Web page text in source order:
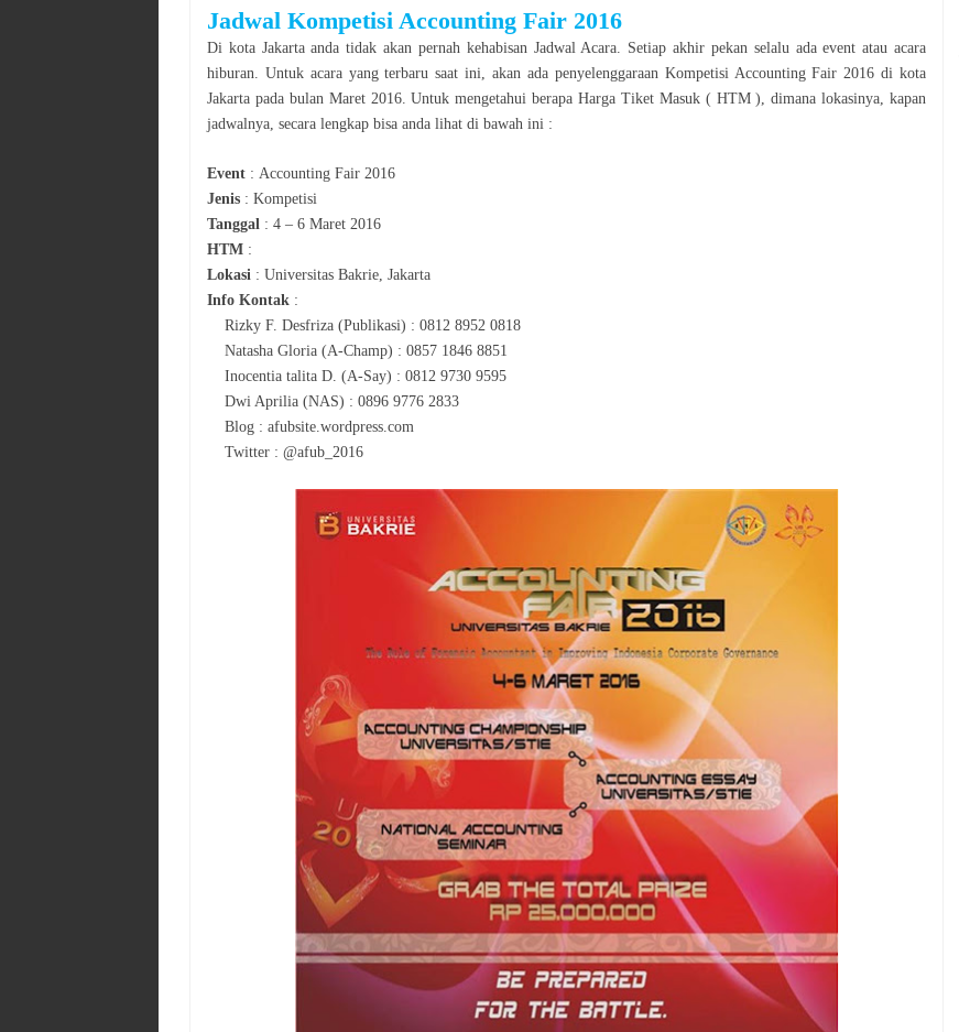
Jadwal Kompetisi Accounting Fair 2016
Di kota Jakarta anda tidak akan pernah kehabisan Jadwal Acara. Setiap akhir pekan selalu ada event atau acara
hiburan. Untuk acara yang terbaru saat ini, akan ada penyelenggaraan Kompetisi Accounting Fair 2016 di kota
Jakarta pada bulan Maret 2016. Untuk mengetahui berapa Harga Tiket Masuk ( HTM ), dimana lokasinya, kapan
jadwalnya, secara lengkap bisa anda lihat di bawah ini :
Event : Accounting Fair 2016
Jenis : Kompetisi
Tanggal : 4 – 6 Maret 2016
HTM :
Lokasi : Universitas Bakrie, Jakarta
Info Kontak :
Rizky F. Desfriza (Publikasi) : 0812 8952 0818
Natasha Gloria (A-Champ) : 0857 1846 8851
Inocentia talita D. (A-Say) : 0812 9730 9595
Dwi Aprilia (NAS) : 0896 9776 2833
Blog : afubsite.wordpress.com
Twitter : @afub_2016